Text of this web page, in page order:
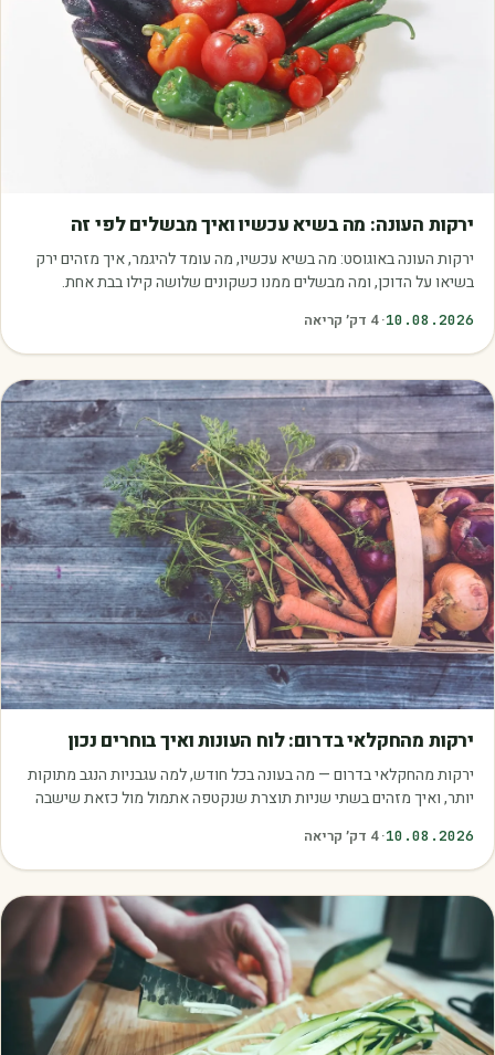
ירקות העונה: מה בשיא עכשיו ואיך מבשלים לפי זה
ירקות העונה באוגוסט: מה בשיא עכשיו, מה עומד להיגמר, איך מזהים ירק
בשיאו על הדוכן, ומה מבשלים ממנו כשקונים שלושה קילו בבת אחת.
10.08.2026
·
4 דק׳ קריאה
ירקות מהחקלאי בדרום: לוח העונות ואיך בוחרים נכון
ירקות מהחקלאי בדרום — מה בעונה בכל חודש, למה עגבניות הנגב מתוקות
יותר, ואיך מזהים בשתי שניות תוצרת שנקטפה אתמול מול כזאת שישבה
10.08.2026
·
4 דק׳ קריאה